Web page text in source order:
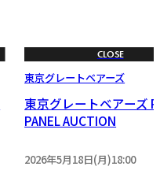
CLOSE
東京グレートベアーズ
東京グレートベアーズ
PANEL AUCTION
2026年5月18日(月)18:00